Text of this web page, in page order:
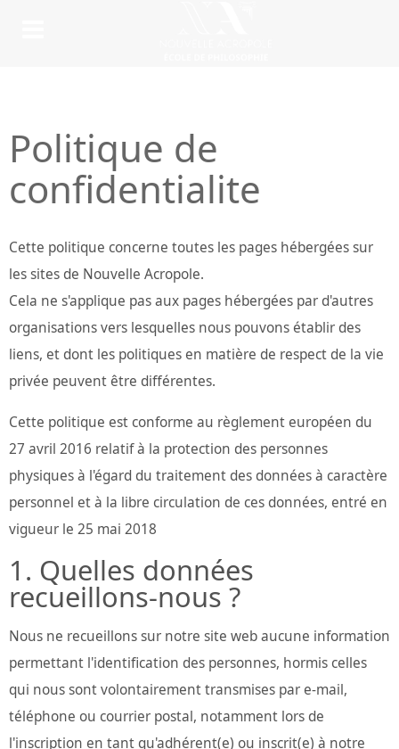
Politique de
confidentialite
Cette politique concerne toutes les pages hébergées sur
les sites de Nouvelle Acropole.
Cela ne s'applique pas aux pages hébergées par d'autres
organisations vers lesquelles nous pouvons établir des
liens, et dont les politiques en matière de respect de la vie
privée peuvent être différentes.
Cette politique est conforme au règlement européen du
27 avril 2016 relatif à la protection des personnes
physiques à l'égard du traitement des données à caractère
personnel et à la libre circulation de ces données, entré en
vigueur le 25 mai 2018
Quelles données
recueillons-nous ?
Nous ne recueillons sur notre site web aucune information
permettant l'identification des personnes, hormis celles
qui nous sont volontairement transmises par e-mail,
téléphone ou courrier postal, notamment lors de
l'inscription en tant qu'adhérent(e) ou inscrit(e) à notre